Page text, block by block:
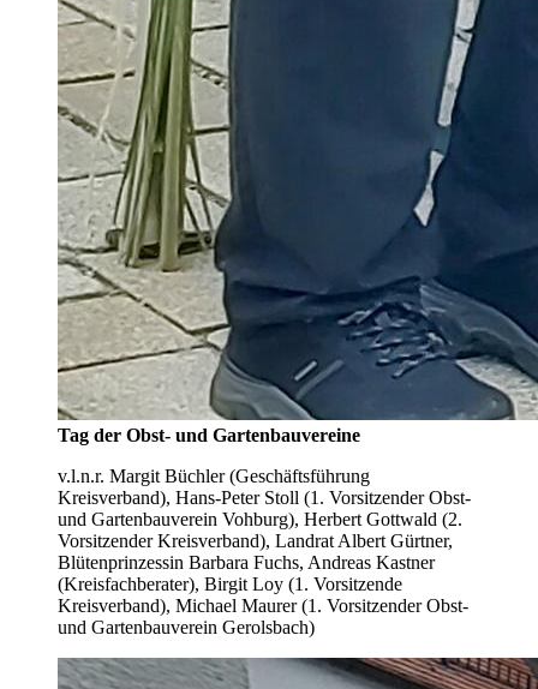
Tag der Obst- und Gartenbauvereine
v.l.n.r. Margit Büchler (Geschäftsführung
Kreisverband), Hans-Peter Stoll (1. Vorsitzender Obst-
und Gartenbauverein Vohburg), Herbert Gottwald (2.
Vorsitzender Kreisverband), Landrat Albert Gürtner,
Blütenprinzessin Barbara Fuchs, Andreas Kastner
(Kreisfachberater), Birgit Loy (1. Vorsitzende
Kreisverband), Michael Maurer (1. Vorsitzender Obst-
und Gartenbauverein Gerolsbach)